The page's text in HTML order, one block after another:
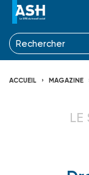
ACCUEIL MAGAZINE
LE